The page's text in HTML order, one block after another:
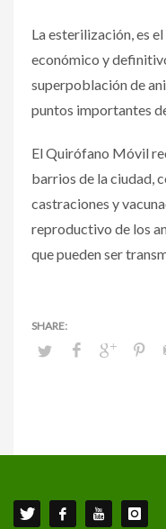
La esterilización, es
económico y
superpoblación de
puntos importantes
El Quirófano Móvil
barrios de la ciudad,
castraciones y
reproductivo de los
que pueden ser